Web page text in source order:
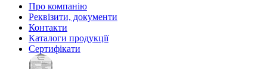
Про компанію
Реквізити, документи
Контакти
Каталоги продукції
Сертифікати